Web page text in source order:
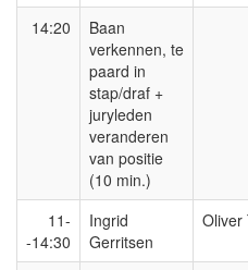
14:20
Baan
verkennen, te
paard in
stap/draf +
juryleden
veranderen
van positie
(10 min.)
11-
-14:30
Ingrid
Gerritsen
Oliver